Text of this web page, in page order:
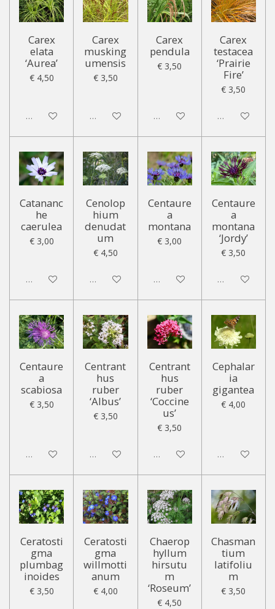
Carex
elata
‘Aurea’
€ 4,50
Uitgeschakeld
Carex
musking
umensis
€ 3,50
Uitgeschakeld
Carex
pendula
€ 3,50
Uitgeschakeld
Carex
testacea
‘Prairie
Fire’
€ 3,50
Uitgeschakeld
Catananc
he
caerulea
€ 3,00
Uitgeschakeld
Cenolop
hium
denudat
um
€ 4,50
Uitgeschakeld
Centaure
a
montana
€ 3,00
Uitgeschakeld
Centaure
a
montana
‘Jordy’
€ 3,50
Uitgeschakeld
Centaure
a
scabiosa
€ 3,50
Uitgeschakeld
Centrant
hus
ruber
‘Albus’
€ 3,50
Uitgeschakeld
Centrant
hus
ruber
‘Coccine
us’
€ 3,50
Uitgeschakeld
Cephalar
ia
gigantea
€ 4,00
Uitgeschakeld
Ceratosti
gma
plumbag
inoides
€ 3,50
Ceratosti
gma
willmotti
anum
€ 4,00
Chaerop
hyllum
hirsutu
m
‘Roseum’
€ 4,50
Chasman
tium
latifoliu
m
€ 3,50